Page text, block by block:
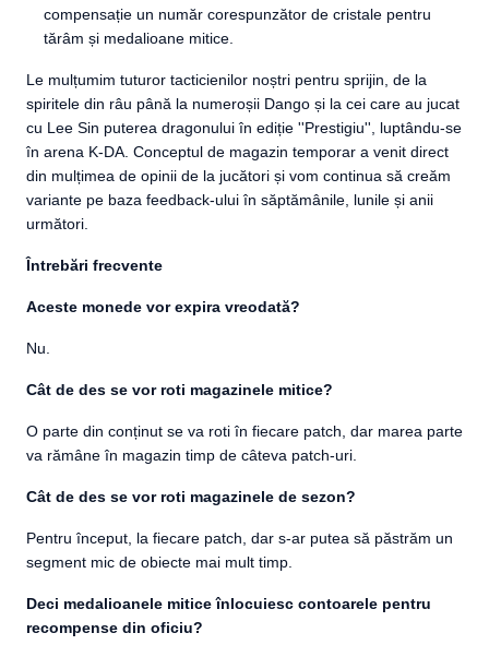
compensație un număr corespunzător de cristale pentru
tărâm și medalioane mitice.
Le mulțumim tuturor tacticienilor noștri pentru sprijin, de la
spiritele din râu până la numeroșii Dango și la cei care au jucat
cu Lee Sin puterea dragonului în ediție ''Prestigiu'', luptându-se
în arena K-DA. Conceptul de magazin temporar a venit direct
din mulțimea de opinii de la jucători și vom continua să creăm
variante pe baza feedback-ului în săptămânile, lunile și anii
următori.
Întrebări frecvente
Aceste monede vor expira vreodată?
Nu.
Cât de des se vor roti magazinele mitice?
O parte din conținut se va roti în fiecare patch, dar marea parte
va rămâne în magazin timp de câteva patch-uri.
Cât de des se vor roti magazinele de sezon?
Pentru început, la fiecare patch, dar s-ar putea să păstrăm un
segment mic de obiecte mai mult timp.
Deci medalioanele mitice înlocuiesc contoarele pentru
recompense din oficiu?